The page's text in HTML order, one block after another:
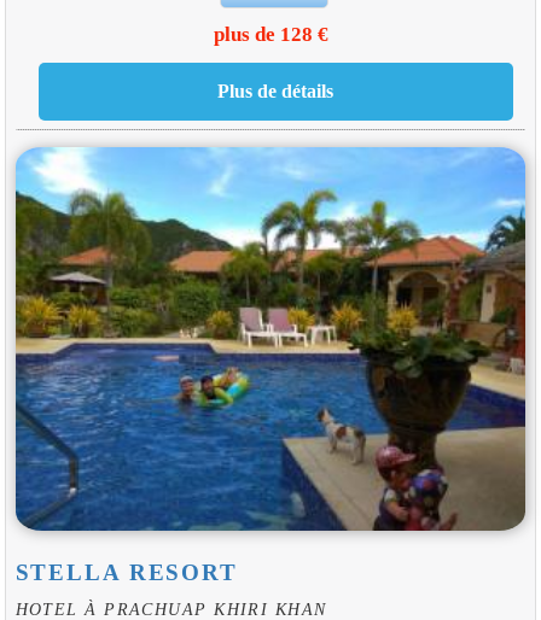
plus de 128 €
STELLA RESORT
HOTEL À PRACHUAP KHIRI KHAN